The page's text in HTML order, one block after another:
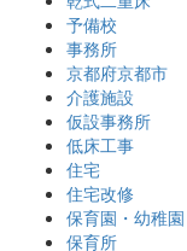
予備校
事務所
京都府京都市
介護施設
仮設事務所
低床工事
住宅
住宅改修
保育園・幼稚園
保育所